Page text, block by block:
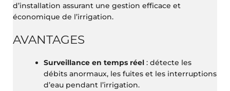
d’installation assurant une gestion efficace et
économique de l’irrigation.
AVANTAGES
Surveillance en temps réel : détecte les
débits anormaux, les fuites et les interruptions
d’eau pendant l’irrigation.